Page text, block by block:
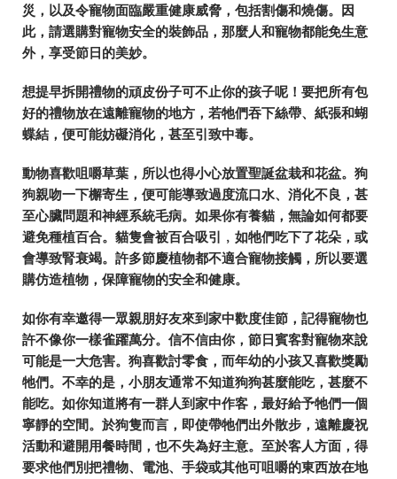
災，以及令寵物面臨嚴重健康威脅，包括割傷和燒傷。因
此，請選購對寵物安全的裝飾品，那麼人和寵物都能免生意
外，享受節日的美妙。
想提早拆開禮物的頑皮份子可不止你的孩子呢！要把所有包
好的禮物放在遠離寵物的地方，若牠們吞下絲帶、紙張和蝴
蝶結，便可能妨礙消化，甚至引致中毒。
動物喜歡咀嚼草葉，所以也得小心放置聖誕盆栽和花盆。狗
狗親吻一下檞寄生，便可能導致過度流口水、消化不良，甚
至心臟問題和神經系統毛病。如果你有養貓，無論如何都要
避免種植百合。貓隻會被百合吸引﹐如牠們吃下了花朵，或
會導致腎衰竭。許多節慶植物都不適合寵物接觸，所以要選
購仿造植物，保障寵物的安全和健康。
如你有幸邀得一眾親朋好友來到家中歡度佳節，記得寵物也
許不像你一樣雀躍萬分。信不信由你，節日賓客對寵物來說
可能是一大危害。狗喜歡討零食，而年幼的小孩又喜歡獎勵
牠們。不幸的是，小朋友通常不知道狗狗甚麼能吃，甚麼不
能吃。如你知道將有一群人到家中作客，最好給予牠們一個
寧靜的空間。於狗隻而言，即使帶牠們出外散步，遠離慶祝
活動和避開用餐時間，也不失為好主意。至於客人方面，得
要求他們別把禮物、電池、手袋或其他可咀嚼的東西放在地